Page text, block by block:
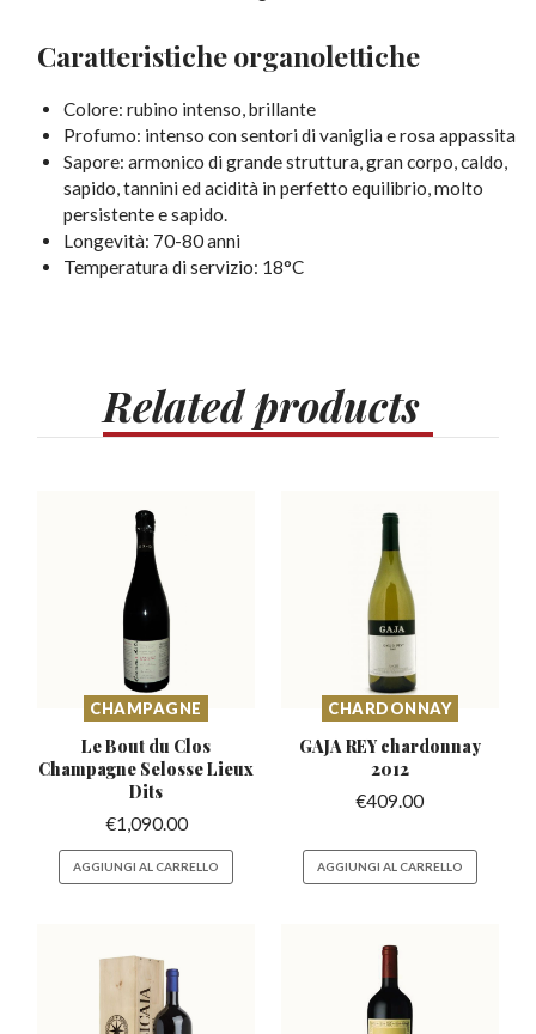
Caratteristiche organolettiche
Colore: rubino intenso, brillante
Profumo: intenso con sentori di vaniglia e rosa appassita
Sapore: armonico di grande struttura, gran corpo, caldo,
sapido, tannini ed acidità in perfetto equilibrio, molto
persistente e sapido.
Longevità: 70-80 anni
Temperatura di servizio: 18°C
Relatedproducts
CHAMPAGNE
Le Bout du Clos
Champagne Selosse Lieux
Dits
€1,090.00
AGGIUNGI AL CARRELLO
CHARDONNAY
GAJA REY chardonnay
2012
€409.00
AGGIUNGI AL CARRELLO